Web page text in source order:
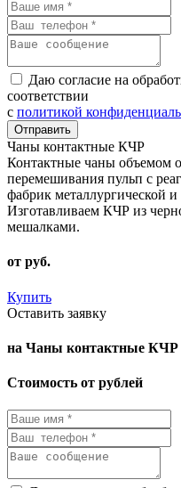
Даю согласие на
соответствии
с политикой
Чаны контактные КЧР
Контактные чаны объемом
перемешивания пульп с
фабрик металлургической
Изготавливаем КЧР из
мешалками.
от руб.
Купить
Оставить заявку
на Чаны контактные КЧР
Стоимость от рублей